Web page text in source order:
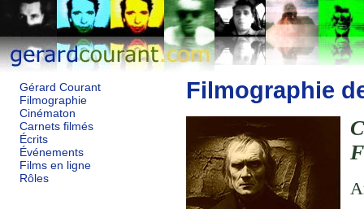
Gérard Courant
Filmographie
Cinématon
Carnets filmés
Écrits
Événements
Films en ligne
Rôles
Filmographie